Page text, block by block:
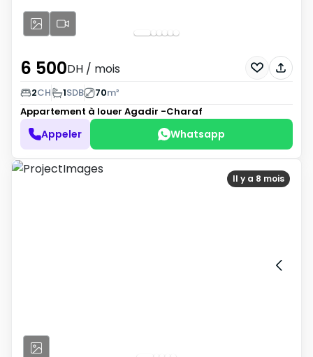
6 500DH / mois
2CH 1SDB 70m²
Appartement à louer Agadir -Charaf
Appeler Whatsapp
Il y a 8 mois